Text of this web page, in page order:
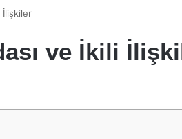
İlişkiler
ve İkili